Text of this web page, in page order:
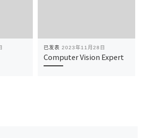
已发表 2023年11月28日
Computer Vision Expert